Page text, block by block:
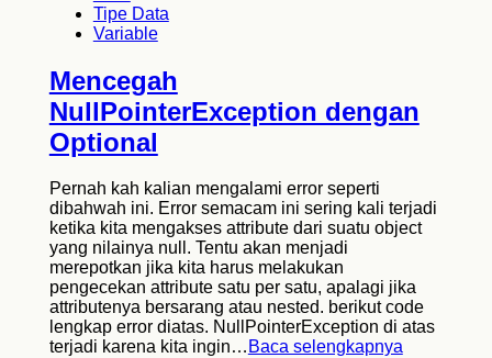
Tipe Data
Variable
Mencegah
NullPointerException dengan
Optional
Pernah kah kalian mengalami error seperti
dibahwah ini. Error semacam ini sering kali terjadi
ketika kita mengakses attribute dari suatu object
yang nilainya null. Tentu akan menjadi
merepotkan jika kita harus melakukan
pengecekan attribute satu per satu, apalagi jika
attributenya bersarang atau nested. berikut code
lengkap error diatas. NullPointerException di atas
terjadi karena kita ingin… Baca selengkapnya